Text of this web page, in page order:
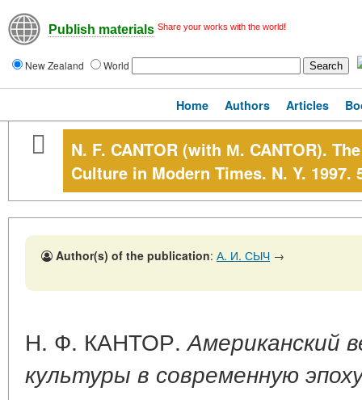
Publish materials Share your works with the world!
New Zealand World
Home Authors Articles
N. F. CANTOR (with М. CANTOR).
Culture in Modern Times. N. Y. 1997.
Author(s) of the publication: А. И. СЫЧ →
Н. Ф. КАНТОР.Американский
культуры в современную